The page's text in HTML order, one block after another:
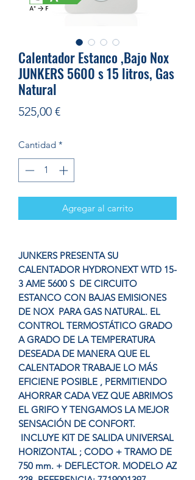
Calentador Estanco ,Bajo Nox
JUNKERS 5600 s 15 litros, Gas
Natural
525,00 €Precio
Cantidad *
Agregar al carrito
JUNKERS PRESENTA SU
CALENTADOR HYDRONEXT WTD 15-
3 AME 5600 S DE CIRCUITO
ESTANCO CON BAJAS EMISIONES
DE NOX PARA GAS NATURAL. EL
CONTROL TERMOSTÁTICO GRADO
A GRADO DE LA TEMPERATURA
DESEADA DE MANERA QUE EL
CALENTADOR TRABAJE LO MÁS
EFICIENE POSIBLE , PERMITIENDO
AHORRAR CADA VEZ QUE ABRIMOS
EL GRIFO Y TENGAMOS LA MEJOR
SENSACIÓN DE CONFORT.
INCLUYE KIT DE SALIDA UNIVERSAL
HORIZONTAL ; CODO + TRAMO DE
750 mm. + DEFLECTOR. MODELO AZ